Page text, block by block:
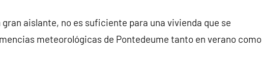
aislante, no es suficiente para una vivienda que se
meteorológicas de Pontedeume tanto en verano como